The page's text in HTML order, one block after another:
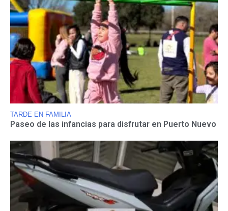
TARDE EN FAMILIA
Paseo de las infancias para disfrutar en Puerto Nuevo